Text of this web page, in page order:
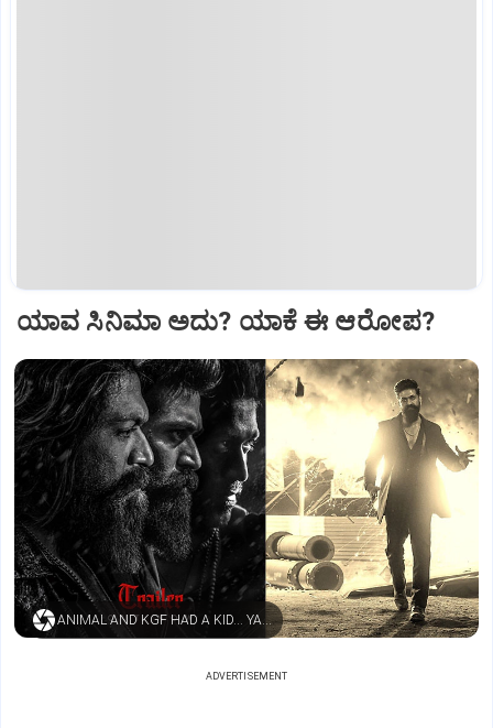
ಯಾವ ಸಿನಿಮಾ ಅದು? ಯಾಕೆ ಈ ಆರೋಪ?
ANIMAL AND KGF HAD A KID… YASH NAMED HIM TOXIC
ADVERTISEMENT